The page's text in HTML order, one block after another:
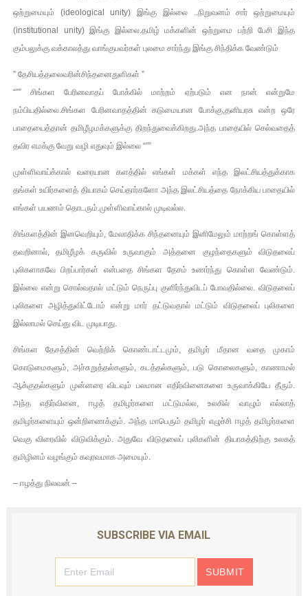
ஒற்றுமையும் (ideological unity) இங்கு இல்லை ..நிறுவனம் சார் ஒற்றுமையும்
(institutional unity) இங்கு இல்லை.தமிழ் மக்களின் ஒற்றுமை பற்றி பேசி இந்த
கும்பலுக்கு வக்காலத்து வாங்குபவர்கள் புலமை சார்ந்து இங்கு சிந்திக்க வேண்டும்
” தேசியத்தலைவரின்சிந்தனைதுளிகள் ”
“”” சிங்கள பேரினவாதப் போக்கில் மாற்றம் ஏற்படும் என நான் என்றுமே
நம்பியதில்லை.சிங்கள பேரினவாதத்தின் கடுமையான போக்கு,தனியரசு என்ற ஒரே
பாதையைத்தான் தமிழீழமக்களுக்கு திறந்துவைக்கிறது.அந்த பாதையில் செல்வதைத்
தவிர எமக்கு வேறு வழி எதுவும் இல்லை “””
முள்ளிவாய்க்கால் வரையான களத்தில் எங்கள் மக்கள் எந்த இலட்சியத்துக்காக
தங்கள் உயிர்களைத் தியாகம் செய்தார்களோ அந்த இலட்சியத்தை நோக்கிய பாதையில்
எங்கள் பயணம் தொடரும்.முள்ளிவாய்கால் முடிவல்ல.
சிங்களத்தின் இனவெறியும், மேலாதிக்க சிந்தனையும் இனிமேலும் மாற்றங் கொள்ளத்
தவறினால், தமிழீழக் கருவில் உருவாகும் அத்தனை குழந்தைகளும் விடுதலைப்
புலிகளாகவே பிறப்பார்கள் என்பதை சிங்கள தேசம் உணர்ந்து கொள்ள வேண்டும்.
இல்லை என்று சொல்வதால் மட்டும் நெருப்பு குளிர்ந்துவிடப் போவதில்லை. விடுதலைப்
புலிகளை அழித்துவிட்டோம் என்று மார் தட்டுவதால் மட்டும் விடுதலைப் புலிகளை
இல்லாமல் செய்து விட முடியாது.
சிங்கள தேசத்தின் வெற்றிக் கொண்டாட்டமும், தமிழர் மீதான வதை முகாம்
கொடுமைகளும், அச்சுறுத்தல்களும், கடத்தல்களும், படு கொலைகளும், காணாமல்
ஆக்குதல்களும் முன்னரை விடவும் பலமான எதிர்வினைகளை உருவாக்கியே தீரும்.
அந்த எதிர்வினை, ஈழத் தமிழர்களை மட்டுமல்ல, உலகில் வாழும் எல்லாத்
தமிழர்களையும் ஒன்றிணைக்கும். அந்த மாபெரும் தமிழர் எழுச்சி ஈழத் தமிழர்களை
வெகு விரைவில் விடுவிக்கும். அதுவே விடுதலைப் புலிகளின் தியாகத்திற்கு உலகத்
தமிழினம் வழங்கும் கவுரவமாக அமையும்.
– ஈழத்து நிலவன் –
SUBSCRIBE VIA EMAIL